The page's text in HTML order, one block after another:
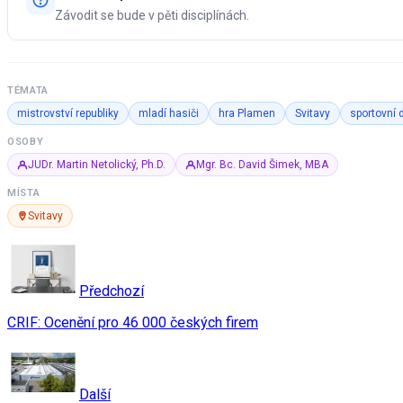
Závodit se bude v pěti disciplínách.
TÉMATA
mistrovství republiky mladí hasiči hra Plamen Svitavy sportovní
OSOBY
JUDr. Martin Netolický, Ph.D. Mgr. Bc. David Šimek, MBA
MÍSTA
Svitavy
Předchozí
CRIF: Ocenění pro 46 000 českých firem
Další